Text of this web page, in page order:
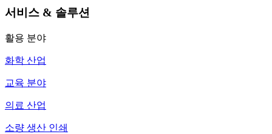
서비스 & 솔루션
활용 분야
화학 산업
교육 분야
의료 산업
소량 생산 인쇄